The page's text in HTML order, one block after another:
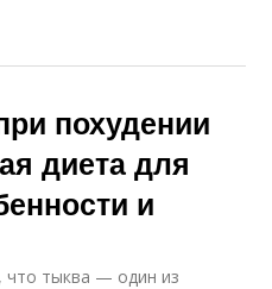
похудении
диета для
и
что тыква — один из